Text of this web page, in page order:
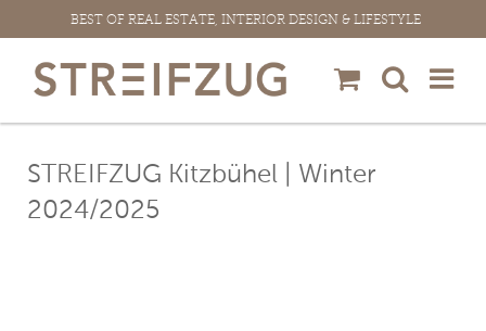
Inhalt
springen
BEST OF REAL ESTATE, INTERIOR DESIGN & LIFESTYLE
STREIFZUG Kitzbühel | Winter
2024/2025